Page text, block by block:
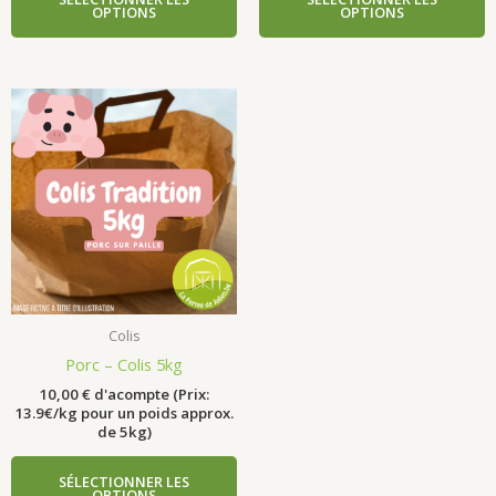
OPTIONS OPTIONS
Colis
Porc – Colis 5kg
10,00€ d'acompte (Prix:
13.9€/kg pour un poids approx.
de 5kg)
SÉLECTIONNER LES